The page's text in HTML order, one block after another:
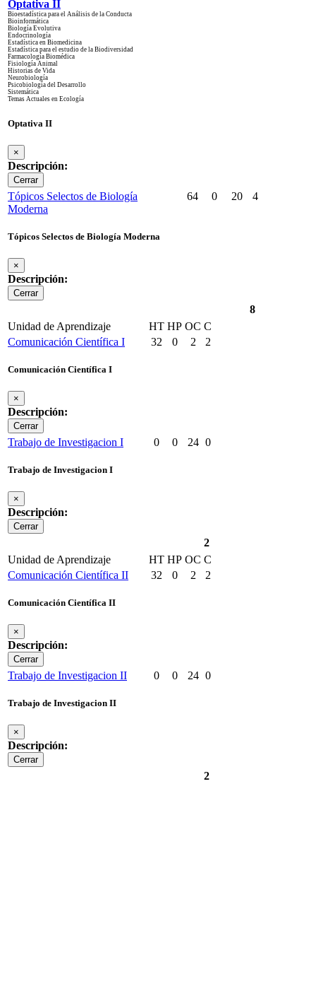
Optativa II
Bioestadística para el Análisis de la Conducta
Bioinformática
Biología Evolutiva
Endocrinología
Estadística en Biomedicina
Estadística para el estudio de la Biodiversidad
Farmacología Biomédica
Fisiología Animal
Historias de Vida
Neurobiología
Psicobiología del Desarrollo
Sistemática
Temas Actuales en Ecología
Optativa II
×
Descripción:
Cerrar
Tópicos Selectos de Biología
Moderna
Tópicos Selectos de Biología Moderna
×
Descripción:
Cerrar
64 0 20 4
8
Unidad de Aprendizaje
HT HP OC C
Comunicación Científica I
Comunicación Científica I
×
Descripción:
Cerrar
32 0 2 2
Trabajo de Investigacion I
Trabajo de Investigacion I
×
Descripción:
Cerrar
0 0 24 0
2
Unidad de Aprendizaje
HT HP OC C
Comunicación Científica II
Comunicación Científica II
×
Descripción:
Cerrar
32 0 2 2
Trabajo de Investigacion II
Trabajo de Investigacion II
×
Descripción:
Cerrar
0 0 24 0
2